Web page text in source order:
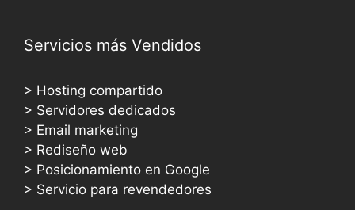
Servicios más Vendidos
> Hosting compartido
> Servidores dedicados
> Email marketing
> Rediseño web
> Posicionamiento en Google
> Servicio para revendedores